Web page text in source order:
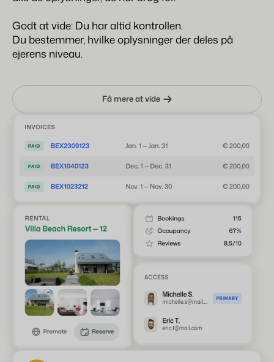
Godt at vide: Du har altid kontrollen.
Du bestemmer, hvilke oplysninger der deles på
ejerens niveau.
Få mere at vide